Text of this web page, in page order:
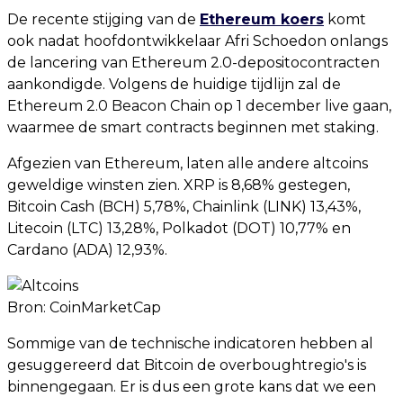
De recente stijging van de Ethereum koers komt
ook nadat hoofdontwikkelaar Afri Schoedon onlangs
de lancering van Ethereum 2.0-depositocontracten
aankondigde. Volgens de huidige tijdlijn zal de
Ethereum 2.0 Beacon Chain op 1 december live gaan,
waarmee de smart contracts beginnen met staking.
Afgezien van Ethereum, laten alle andere altcoins
geweldige winsten zien. XRP is 8,68% gestegen,
Bitcoin Cash (BCH) 5,78%, Chainlink (LINK) 13,43%,
Litecoin (LTC) 13,28%, Polkadot (DOT) 10,77% en
Cardano (ADA) 12,93%.
Bron: CoinMarketCap
Sommige van de technische indicatoren hebben al
gesuggereerd dat Bitcoin de overboughtregio's is
binnengegaan. Er is dus een grote kans dat we een